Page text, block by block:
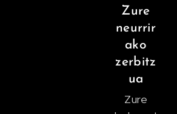
Zure
neurrir
ako
zerbitz
ua
Zure